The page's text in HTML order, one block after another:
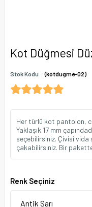
Kot Düğmesi
Stok Kodu (kotdugme-02)
Her türlü kot pantolon,
Yaklaşık 17 mm
seçebilirsiniz. Çivisi
çakabilirsiniz. Bir
Renk Seçiniz